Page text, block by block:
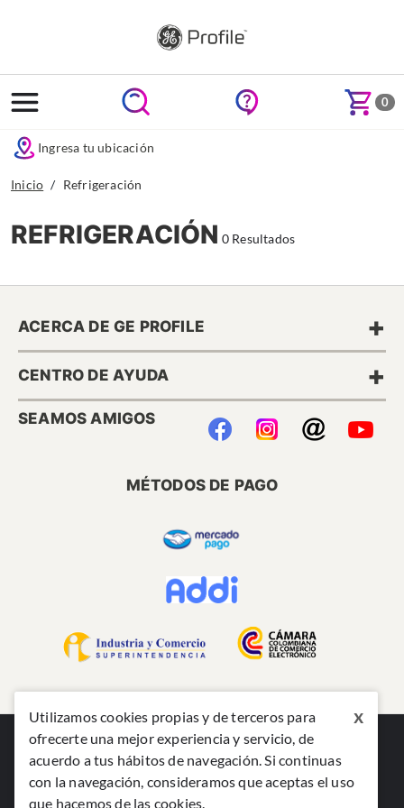
0
Ingresa tu ubicación
x
Utilizamos cookies propias y de terceros para
ofrecerte una mejor experiencia y servicio, de
acuerdo a tus hábitos de navegación. Si continuas
con la navegación, consideramos que aceptas el uso
que hacemos de las cookies.
Inicio Refrigeración
REFRIGERACIÓN 0 Resultados
ACERCA DE GE PROFILE +
CENTRO DE AYUDA +
SEAMOS AMIGOS
MÉTODOS DE PAGO